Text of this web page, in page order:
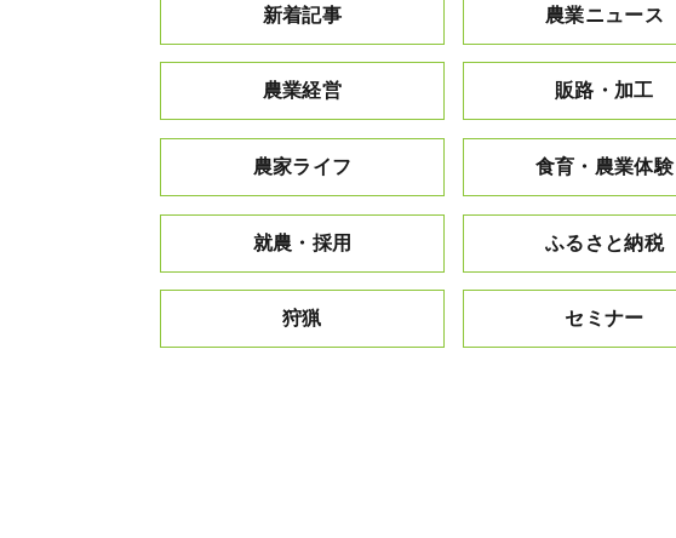
新着記事 農業ニュース
農業経営 販路・加工
農家ライフ 食育・農業体験
就農・採用 ふるさと納税
狩猟 セミナー